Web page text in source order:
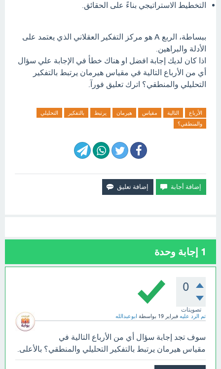
التخطيط الاستراتيجي بناءً على الحقائق.
ببساطة، الربع A هو مركز التفكير العقلاني الذي يعتمد على
الأدلة والبراهين.
اذا كان لديك إجابة افضل او هناك خطأ في الإجابة علي سؤال
أي من الأرباع التالية في مقياس هيرمان يرتبط بالتفكير
التحليلي والمنطقي؟ اترك تعليق فورآ.
الأرباع التالية مقياس هيرمان يرتبط بالتفكير
التحليلي
والمنطقي؟
1 إجابة وحدة
0
تصويتات
تم الرد عليه فبراير 19 بواسطة ابوعبدالله
سوف تجد إجابة سؤال أي من الأرباع التالية في
مقياس هيرمان يرتبط بالتفكير التحليلي والمنطقي؟ بالأعلى.